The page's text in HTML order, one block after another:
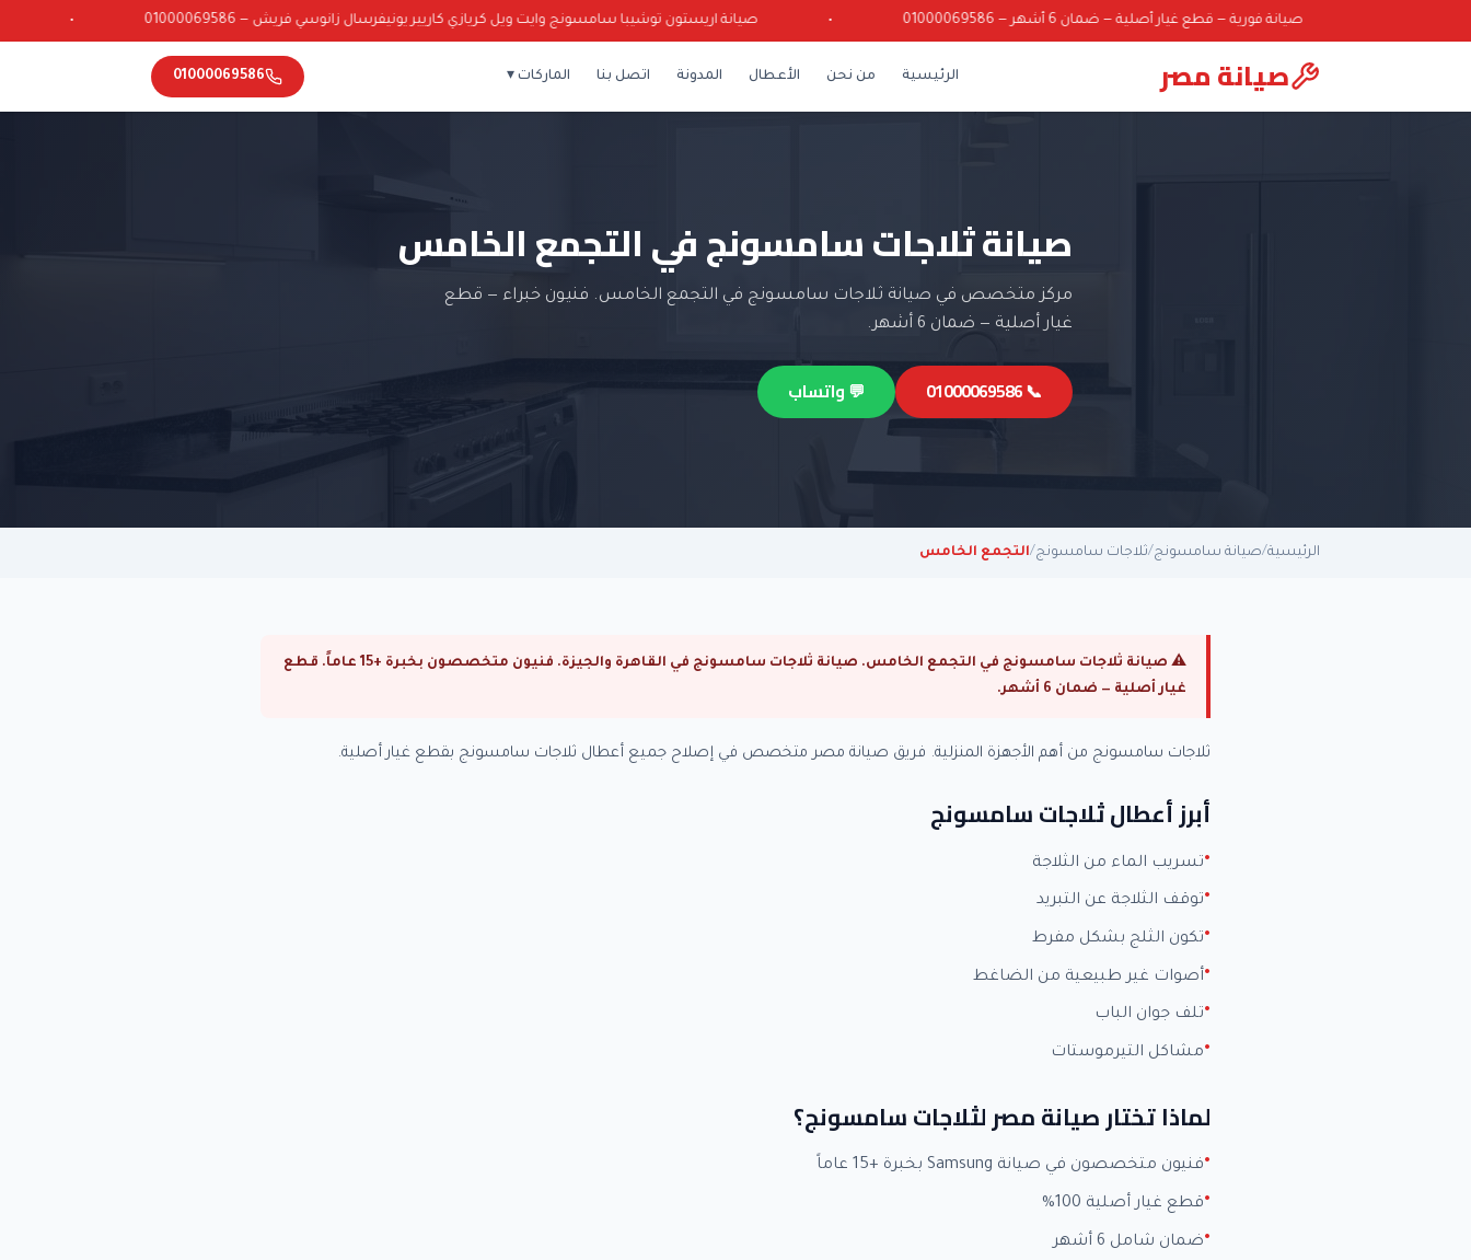
صيانة فورية — قطع غيار أصلية — ضمان 6 أشهر — 01000069586 صيانة اريستون توشيبا سامسونج وايت ويل كريازي كاريير يونيفرسال زانوسي فريش — 01000069586
صيانة مصر الرئيسية من نحن الأعطال المدونة اتصل بنا الماركات ▾ 01000069586
صيانة ثلاجات سامسونج في التجمع الخامس
مركز متخصص في صيانة ثلاجات سامسونج في التجمع الخامس. فنيون خبراء — قطع
غيار أصلية — ضمان 6 أشهر.
📞 01000069586 💬 واتساب
الرئيسية/صيانة سامسونج/ثلاجات سامسونج/التجمع الخامس
⚠ صيانة ثلاجات سامسونج في التجمع الخامس. صيانة ثلاجات سامسونج في القاهرة والجيزة. فنيون متخصصون بخبرة +15 عاماً. قطع
غيار أصلية — ضمان 6 أشهر.
ثلاجات سامسونج من أهم الأجهزة المنزلية. فريق صيانة مصر متخصص في إصلاح جميع أعطال ثلاجات سامسونج بقطع غيار أصلية.
أبرز أعطال ثلاجات سامسونج
تسريب الماء من الثلاجة
توقف الثلاجة عن التبريد
تكون الثلج بشكل مفرط
أصوات غير طبيعية من الضاغط
تلف جوان الباب
مشاكل التيرموستات
لماذا تختار صيانة مصر لثلاجات سامسونج؟
فنيون متخصصون في صيانة Samsung بخبرة +15 عاماً
قطع غيار أصلية 100%
ضمان شامل 6 أشهر